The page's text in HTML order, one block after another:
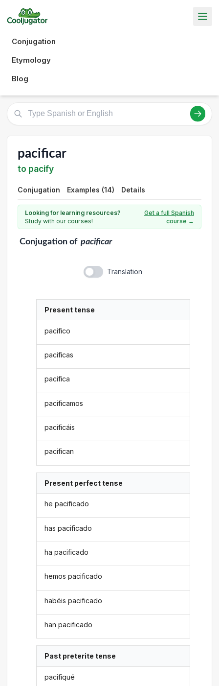
Conjugation
Etymology
Blog
pacificar
to pacify
Conjugation Examples (14) Details
Looking for learning resources?
Study with our courses!
Get a full Spanish
course →
Conjugationof pacificar
Translation
Present tense
pacifico
pacificas
pacifica
pacificamos
pacificáis
pacifican
Present perfect tense
he pacificado
has pacificado
ha pacificado
hemos pacificado
habéis pacificado
han pacificado
Past preterite tense
pacifiqué